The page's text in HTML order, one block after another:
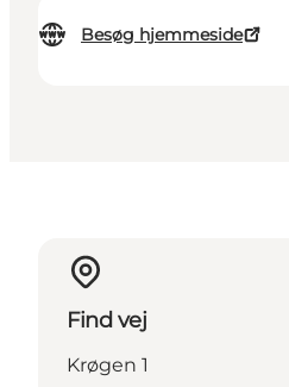
Besøg hjemmeside
Find vej
Krøgen 1